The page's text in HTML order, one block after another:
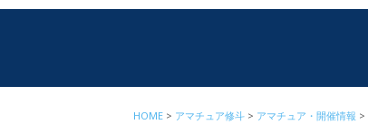
HOME アマチュア修斗 アマチュア・開催情報